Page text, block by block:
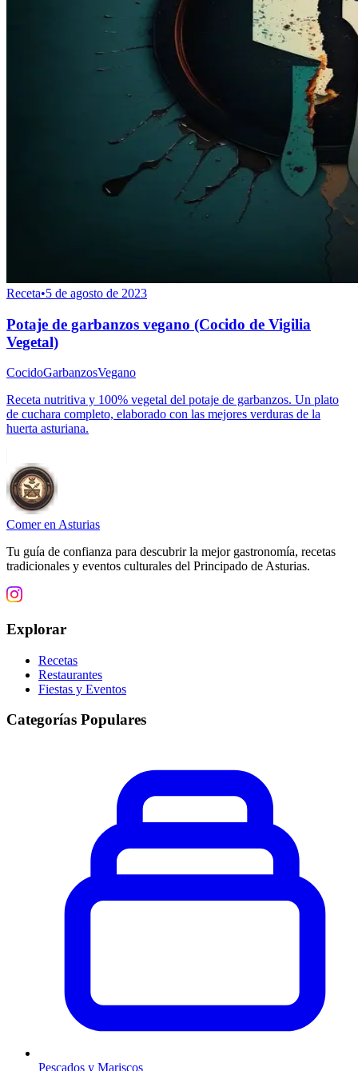
Receta•5 de agosto de 2023
Potaje de garbanzos vegano (Cocido de Vigilia
Vegetal)
CocidoGarbanzosVegano
Receta nutritiva y 100% vegetal del potaje de garbanzos. Un plato
de cuchara completo, elaborado con las mejores verduras de la
huerta asturiana.
Comer en Asturias
Tu guía de confianza para descubrir la mejor gastronomía, recetas
tradicionales y eventos culturales del Principado de Asturias.
Explorar
Recetas
Restaurantes
Fiestas y Eventos
Categorías Populares
Pescados y Mariscos